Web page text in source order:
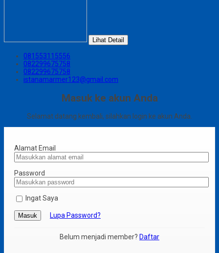
Lihat Detail
081553115556
082299675758
082299675758
istanamarmer123@gmail.com
Masuk ke akun Anda
Selamat datang kembali, silahkan login ke akun Anda.
Alamat Email
Password
Ingat Saya
Masuk Lupa Password?
Belum menjadi member? Daftar